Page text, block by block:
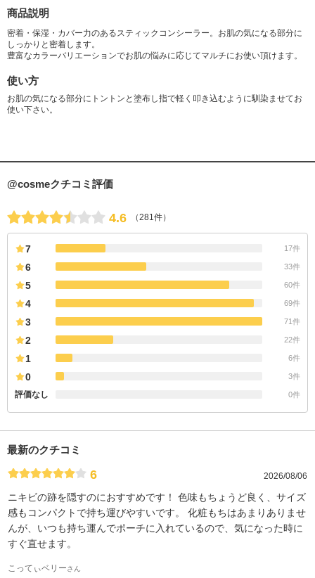
商品説明
密着・保湿・カバー力のあるスティックコンシーラー。お肌の気になる部分に
しっかりと密着します。
豊富なカラーバリエーションでお肌の悩みに応じてマルチにお使い頂けます。
使い方
お肌の気になる部分にトントンと塗布し指で軽く叩き込むように馴染ませてお
使い下さい。
@cosmeクチコミ評価
4.6 （281件）
7 17件
6 33件
5 60件
4 69件
3 71件
2 22件
1 6件
0 3件
評価なし 0件
最新のクチコミ
6 2026/08/06
ニキビの跡を隠すのにおすすめです！ 色味もちょうど良く、サイズ
感もコンパクトで持ち運びやすいです。 化粧もちはあまりありませ
んが、いつも持ち運んでポーチに入れているので、気になった時に
すぐ直せます。
こってぃベリーさん